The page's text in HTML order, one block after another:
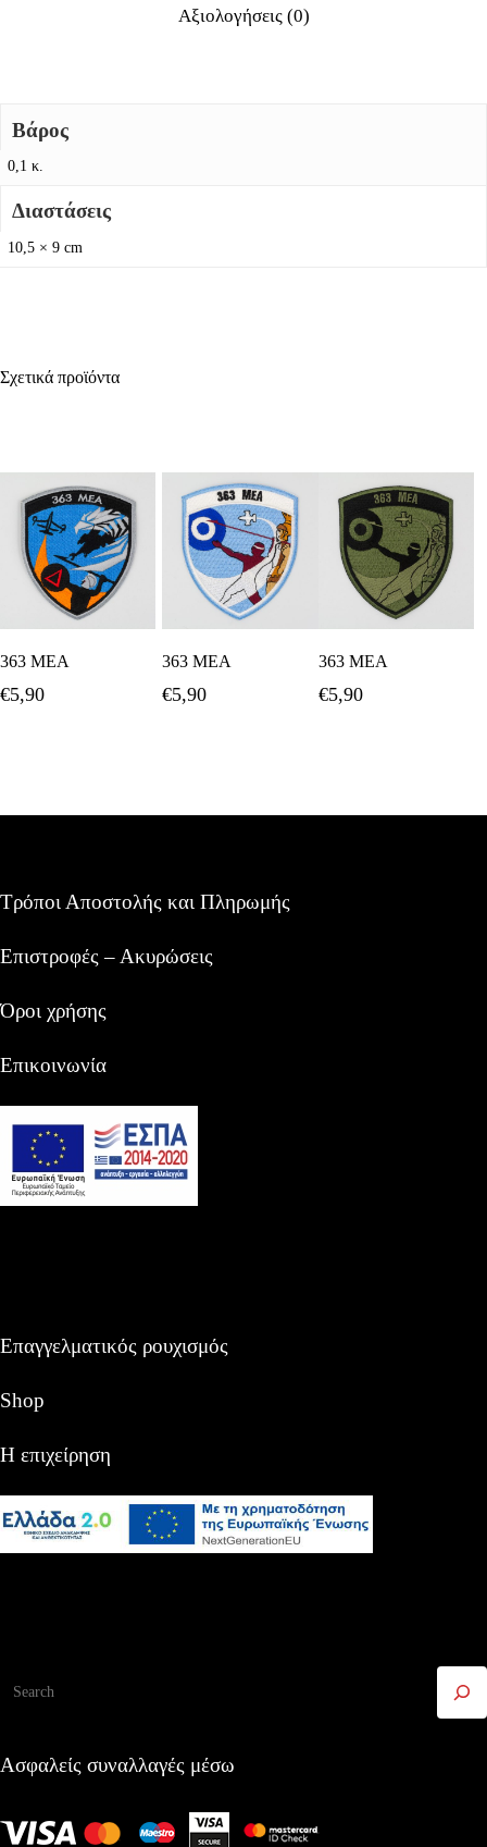
Αξιολογήσεις (0)
Βάρος
0,1 κ.
Διαστάσεις
10,5 × 9 cm
Σχετικά προϊόντα
363 ΜΕΑ
€5,90
363 ΜΕΑ
€5,90
363 ΜΕΑ
€5,90
Τρόποι Αποστολής και Πληρωμής
Επιστροφές – Ακυρώσεις
Όροι χρήσης
Επικοινωνία
Επαγγελματικός ρουχισμός
Shop
Η επιχείρηση
Ασφαλείς συναλλαγές μέσω